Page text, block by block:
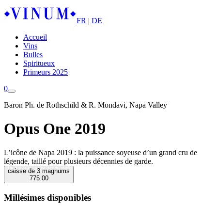
FR | DE
Accueil
Vins
Bulles
Spiritueux
Primeurs 2025
0
Baron Ph. de Rothschild & R. Mondavi, Napa Valley
Opus One 2019
L’icône de Napa 2019 : la puissance soyeuse d’un grand cru de
légende, taillé pour plusieurs décennies de garde.
caisse de 3 magnums
775.00
Millésimes disponibles